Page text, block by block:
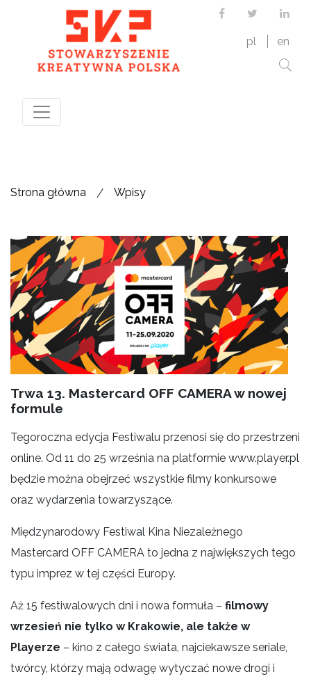
FacebookTwitter
pl en
Strona główna / Wpisy
Trwa 13. Mastercard OFF CAMERA w nowej
formule
Tegoroczna edycja Festiwalu przenosi się do przestrzeni
online. Od 11 do 25 września na platformie www.player.pl
będzie można obejrzeć wszystkie filmy konkursowe
oraz wydarzenia towarzyszące.
Międzynarodowy Festiwal Kina Niezależnego
Mastercard OFF CAMERA to jedna z największych tego
typu imprez w tej części Europy.
Aż 15 festiwalowych dni i nowa formuła – filmowy
wrzesień nie tylko w Krakowie, ale także w
Playerze – kino z całego świata, najciekawsze seriale,
twórcy, którzy mają odwagę wytyczać nowe drogi i